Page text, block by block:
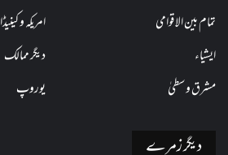
تمام بین الاقوامی
امریکہ و کینیڈا
ایشیاء
دیگر ممالک
مشرق وسطیٰ
یوروپ
دیگر زمرے